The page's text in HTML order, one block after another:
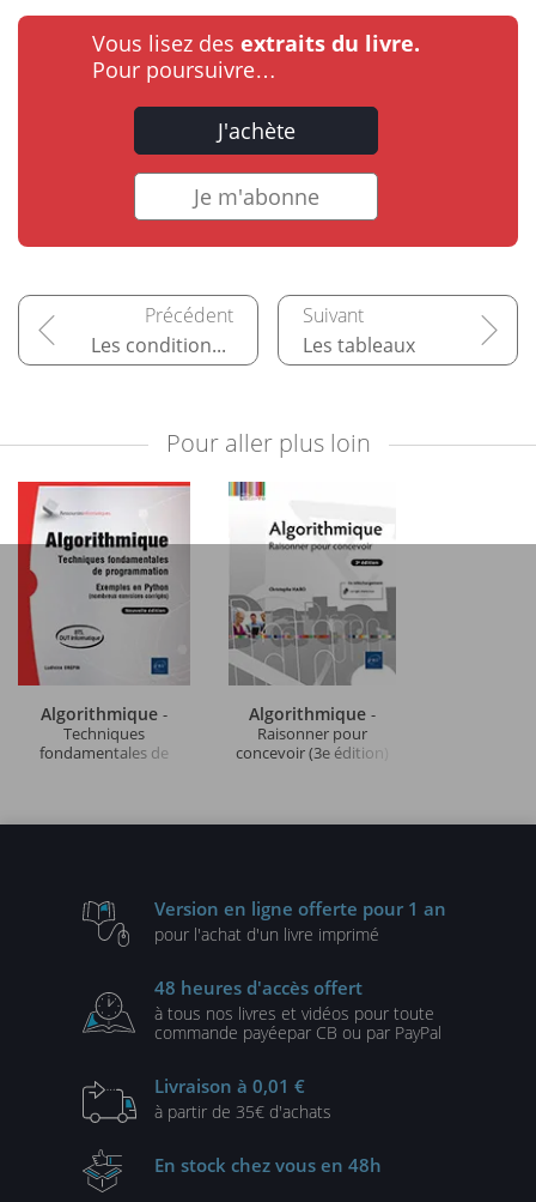
Vous lisez des extraits du livre.
Pour poursuivre…
J'achète
Je m'abonne
Les conditionnelles Les tableaux
Pour aller plus loin
Algorithmique -
Techniques
fondamentales de
corrigés) - BTS, DUT
Algorithmique -
Raisonner pour
concevoir (3e édition)
Version en ligne offerte pour 1 an
pour l'achat d'un livre imprimé
48 heures d'accès offert
à tous nos livres et vidéos pour toute
commande payéepar CB ou par PayPal
Livraison à 0,01 €
à partir de 35€ d'achats
En stock chez vous en 48h